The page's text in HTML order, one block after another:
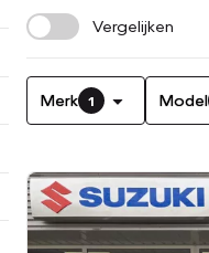
Vergelijken
Merk 1 Model